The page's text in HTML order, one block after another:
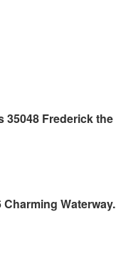
35048 Frederick the
Waterway.